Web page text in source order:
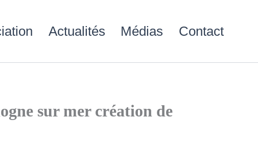
Actualités Médias Contact
sur mer création de